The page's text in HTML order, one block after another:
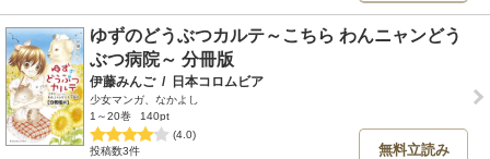
ゆずのどうぶつカルテ～こちら わんニャンどう
ぶつ病院～ 分冊版
伊藤みんご / 日本コロムビア
少女マンガ、なかよし
1～20巻
140pt
(4.0)
投稿数3件
無料立読み